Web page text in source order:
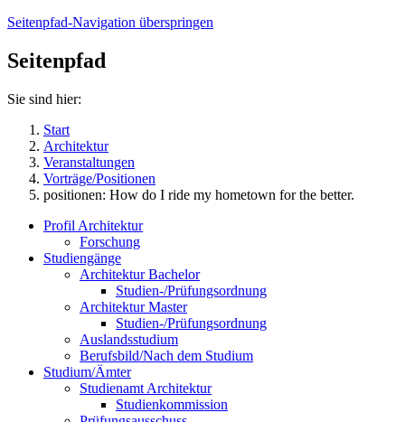
Seitenpfad-Navigation überspringen
Seitenpfad
Sie sind hier:
Start
Architektur
Veranstaltungen
Vorträge/Positionen
positionen: How do I ride my hometown for the better.
Profil Architektur
Forschung
Studiengänge
Architektur Bachelor
Studien-/Prüfungsordnung
Architektur Master
Studien-/Prüfungsordnung
Auslandsstudium
Berufsbild/Nach dem Studium
Studium/Ämter
Studienamt Architektur
Studienkommission